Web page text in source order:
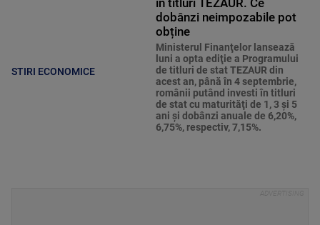
STIRI ECONOMICE
în titluri TEZAUR. Ce
dobânzi neimpozabile pot
obține
Ministerul Finanţelor lansează
luni a opta ediţie a Programului
de titluri de stat TEZAUR din
acest an, până în 4 septembrie,
românii putând investi în titluri
de stat cu maturităţi de 1, 3 şi 5
ani şi dobânzi anuale de 6,20%,
6,75%, respectiv, 7,15%.